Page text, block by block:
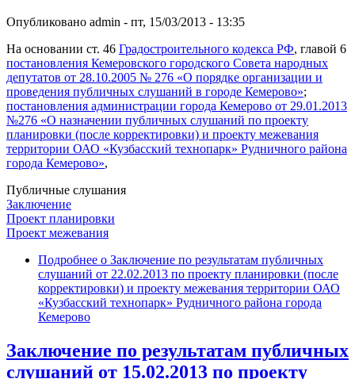
Опубликовано admin - пт, 15/03/2013 - 13:35
На основании ст. 46 Градостроительного кодекса РФ, главой 6
постановления Кемеровского городского Совета народных
депутатов от 28.10.2005 № 276 «О порядке организации и
проведения публичных слушаний в городе Кемерово»;
постановления администрации города Кемерово от 29.01.2013
№276 «О назначении публичных слушаний по проекту
планировки (после корректировки) и проекту межевания
территории ОАО «Кузбасский технопарк» Рудничного района
города Кемерово»,
Публичные слушания
Заключение
Проект планировки
Проект межевания
Подробнее о Заключение по результатам публичных
слушаний от 22.02.2013 по проекту планировки (после
корректировки) и проекту межевания территории ОАО
«Кузбасский технопарк» Рудничного района города
Кемерово
Заключение по результатам публичных
слушаний от 15.02.2013 по проекту